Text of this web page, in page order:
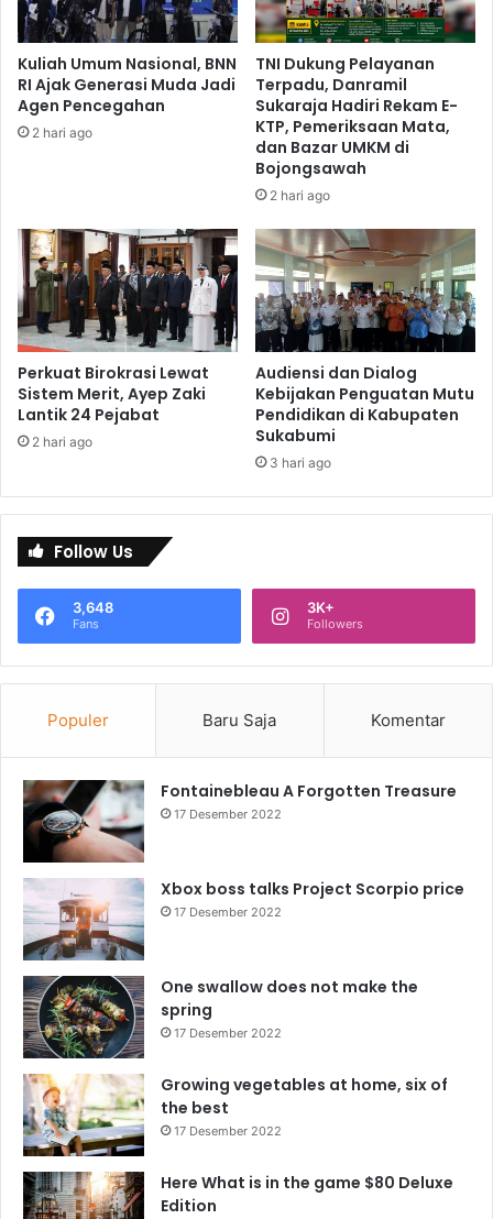
Kuliah Umum Nasional, BNN
RI Ajak Generasi Muda Jadi
Agen Pencegahan
2 hari ago
TNI Dukung Pelayanan
Terpadu, Danramil
Sukaraja Hadiri Rekam E-
KTP, Pemeriksaan Mata,
dan Bazar UMKM di
Bojongsawah
2 hari ago
Perkuat Birokrasi Lewat
Sistem Merit, Ayep Zaki
Lantik 24 Pejabat
2 hari ago
Audiensi dan Dialog
Kebijakan Penguatan Mutu
Pendidikan di Kabupaten
Sukabumi
3 hari ago
Follow Us
3,648
Fans
3K+
Followers
Populer Baru Saja Komentar
Fontainebleau A Forgotten Treasure
17 Desember 2022
Xbox boss talks Project Scorpio price
17 Desember 2022
One swallow does not make the
spring
17 Desember 2022
Growing vegetables at home, six of
the best
17 Desember 2022
Here What is in the game $80 Deluxe
Edition